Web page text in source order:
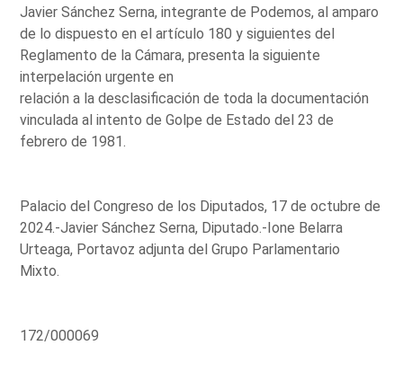
Javier Sánchez Serna, integrante de Podemos, al amparo
de lo dispuesto en el artículo 180 y siguientes del
Reglamento de la Cámara, presenta la siguiente
interpelación urgente en
relación a la desclasificación de toda la documentación
vinculada al intento de Golpe de Estado del 23 de
febrero de 1981.
Palacio del Congreso de los Diputados, 17 de octubre de
2024.-Javier Sánchez Serna, Diputado.-Ione Belarra
Urteaga, Portavoz adjunta del Grupo Parlamentario
Mixto.
172/000069